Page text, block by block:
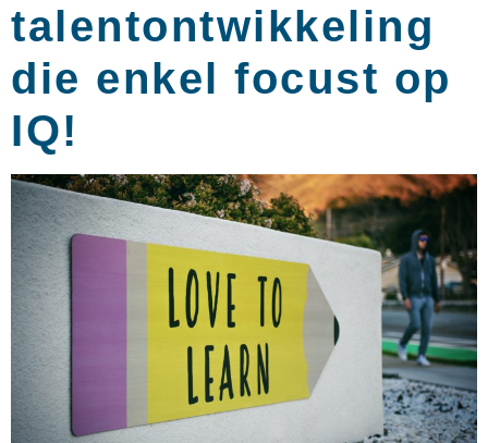
talentontwikkeling
die enkel focust op
IQ!